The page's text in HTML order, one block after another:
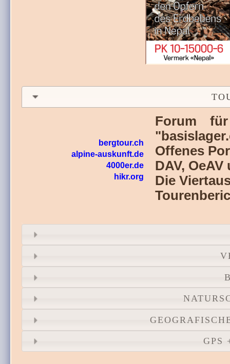
bergtour.ch
alpine-auskunft.de
4000er.de
hikr.org
Forum
Offenes
DAV, OeAV
Die
GPS